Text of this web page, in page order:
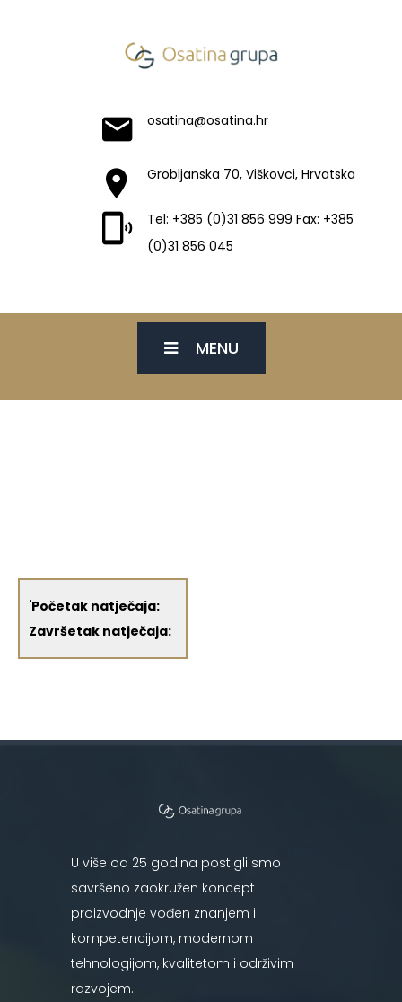
osatina@osatina.hr
Grobljanska 70, Viškovci, Hrvatska
Tel: +385 (0)31 856 999 Fax: +385
(0)31 856 045
MENU
'Početak natječaja:
Završetak natječaja:
U više od 25 godina postigli smo
savršeno zaokružen koncept
proizvodnje vođen znanjem i
kompetencijom, modernom
tehnologijom, kvalitetom i održivim
razvojem.